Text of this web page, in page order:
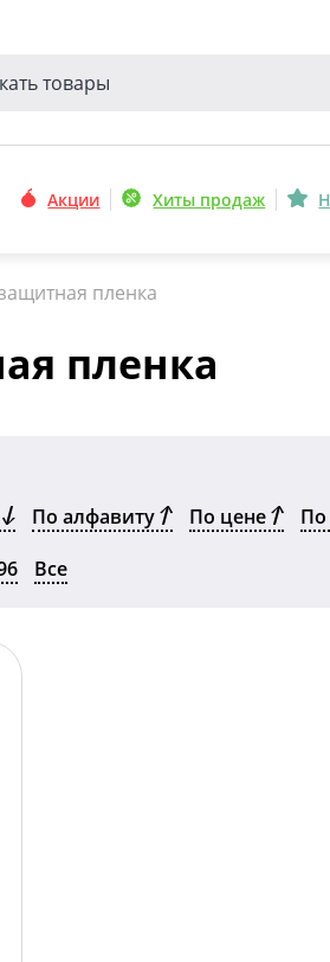
Акции Хиты продаж
пленка
пленка
По алфавиту По цене По
Все